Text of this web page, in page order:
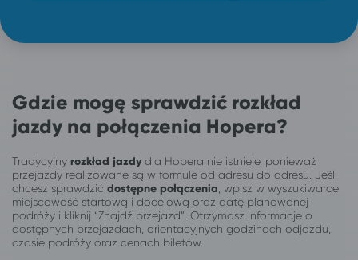
Gdzie mogę sprawdzić rozkład
jazdy na połączenia Hopera?
Tradycyjny rozkład jazdydla Hopera nie istnieje, ponieważ
przejazdy realizowane są w formule od adresu do adresu. Jeśli
chcesz sprawdzić dostępne połączenia , wpisz w wyszukiwarce
miejscowość startową i docelową oraz datę planowanej
podróży i kliknij “Znajdź przejazd”. Otrzymasz informacje o
dostępnych przejazdach, orientacyjnych godzinach odjazdu,
czasie podróży oraz cenach biletów.